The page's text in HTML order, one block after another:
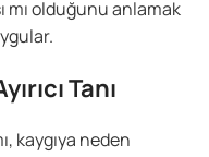
mı olduğunu anlamak
Tanı
kaygıya neden